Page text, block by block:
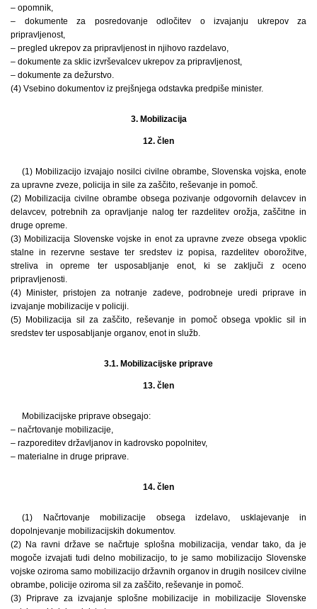
– opomnik,
– dokumente za posredovanje odločitev o izvajanju ukrepov za
pripravljenost,
– pregled ukrepov za pripravljenost in njihovo razdelavo,
– dokumente za sklic izvrševalcev ukrepov za pripravljenost,
– dokumente za dežurstvo.
(4) Vsebino dokumentov iz prejšnjega odstavka predpiše minister.
3. Mobilizacija
12. člen
(1) Mobilizacijo izvajajo nosilci civilne obrambe, Slovenska vojska, enote
za upravne zveze, policija in sile za zaščito, reševanje in pomoč.
(2) Mobilizacija civilne obrambe obsega pozivanje odgovornih delavcev in
delavcev, potrebnih za opravljanje nalog ter razdelitev orožja, zaščitne in
druge opreme.
(3) Mobilizacija Slovenske vojske in enot za upravne zveze obsega vpoklic
stalne in rezervne sestave ter sredstev iz popisa, razdelitev oborožitve,
streliva in opreme ter usposabljanje enot, ki se zaključi z oceno
pripravljenosti.
(4) Minister, pristojen za notranje zadeve, podrobneje uredi priprave in
izvajanje mobilizacije v policiji.
(5) Mobilizacija sil za zaščito, reševanje in pomoč obsega vpoklic sil in
sredstev ter usposabljanje organov, enot in služb.
3.1. Mobilizacijske priprave
13. člen
Mobilizacijske priprave obsegajo:
– načrtovanje mobilizacije,
– razporeditev državljanov in kadrovsko popolnitev,
– materialne in druge priprave.
14. člen
(1) Načrtovanje mobilizacije obsega izdelavo, usklajevanje in
dopolnjevanje mobilizacijskih dokumentov.
(2) Na ravni države se načrtuje splošna mobilizacija, vendar tako, da je
mogoče izvajati tudi delno mobilizacijo, to je samo mobilizacijo Slovenske
vojske oziroma samo mobilizacijo državnih organov in drugih nosilcev civilne
obrambe, policije oziroma sil za zaščito, reševanje in pomoč.
(3) Priprave za izvajanje splošne mobilizacije in mobilizacije Slovenske